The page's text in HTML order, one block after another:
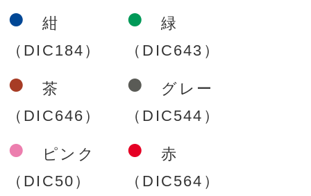
●
紺
（DIC184）
●
緑
（DIC643）
●
茶
（DIC646）
●
グレー
（DIC544）
●
ピンク
（DIC50）
●
赤
（DIC564）